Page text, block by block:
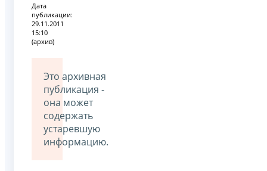
Дата
публикации:
29.11.2011
15:10
(архив)
Это архивная
публикация -
она может
содержать
устаревшую
информацию.